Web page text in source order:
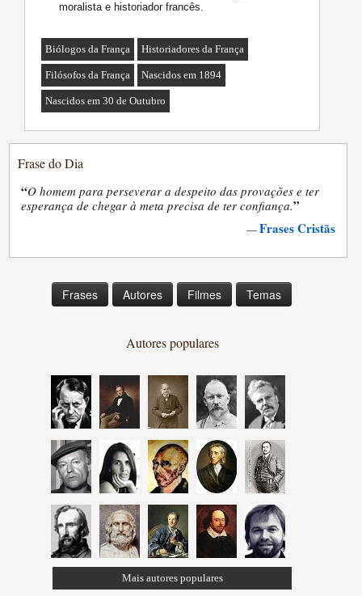
moralista e historiador francês.
Biólogos da França Historiadores da França
Filósofos da França Nascidos em 1894
Nascidos em 30 de Outubro
Frase do Dia
“O homem para perseverar a despeito das provações e ter
esperança de chegar à meta precisa de ter confiança.”
—Frases Cristãs
Frases Autores Filmes Temas
Autores populares
Mais autores populares